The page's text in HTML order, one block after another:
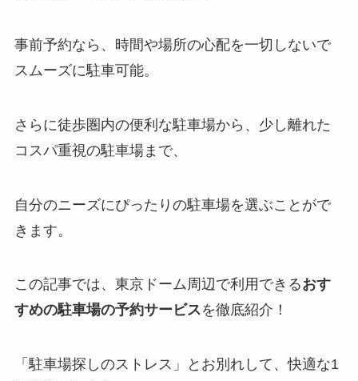
事前予約なら、時間や場所の心配を一切しないで
スムーズに駐車可能。
さらに徒歩圏内の便利な駐車場から、少し離れた
コスパ重視の駐車場まで、
自分のニーズにぴったりの駐車場を選ぶことがで
きます。
この記事では、東京ドーム周辺で利用できるおす
すめの駐車場の予約サービスを徹底紹介！
「駐車場探しのストレス」とお別れして、快適な1